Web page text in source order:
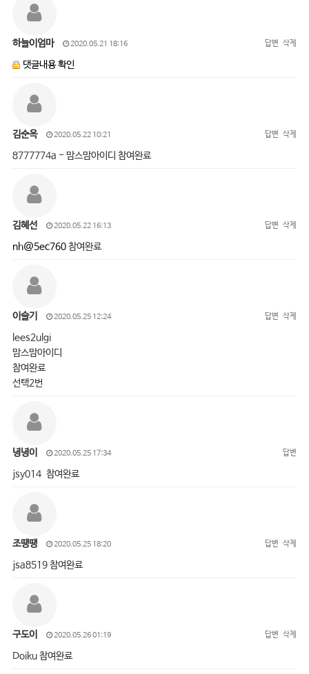
하늘이엄마 2020.05.21 18:16 답변 삭제
댓글내용 확인
김순옥 2020.05.22 10:21 답변 삭제
8777774a - 맘스맘아이디 참여완료
김혜선 2020.05.22 16:13 답변 삭제
nh@5ec760참여완료
이슬기 2020.05.25 12:24 답변 삭제
lees2ulgi
맘스맘아이디
참여완료
선택2번
녕녕이 2020.05.25 17:34 답변
jsy014 참여완료
조땡땡 2020.05.25 18:20 답변 삭제
jsa8519 참여완료
구도이 2020.05.26 01:19 답변 삭제
Doiku 참여완료